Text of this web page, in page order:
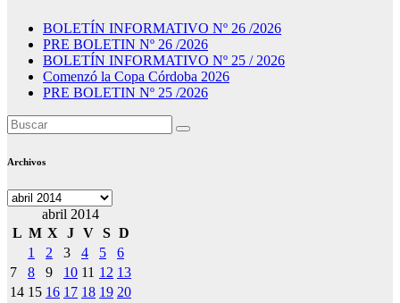
BOLETÍN INFORMATIVO Nº 26 /2026
PRE BOLETIN Nº 26 /2026
BOLETÍN INFORMATIVO Nº 25 / 2026
Comenzó la Copa Córdoba 2026
PRE BOLETIN Nº 25 /2026
Archivos
Archivos
abril 2014
L M X J V S D
1
2 3 4 5
6
7
8 9 10 11 12 13
14 15 16 17 18 19 20